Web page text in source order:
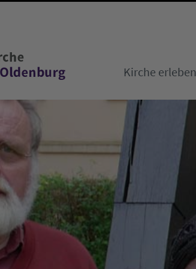
Kirche erleben